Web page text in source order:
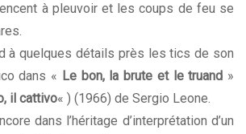
à pleuvoir et les coups de feu se
à quelques détails près les tics de son
dans « Le bon, la brute et le truand »
il cattivo« ) (1966) de Sergio Leone.
dans l’héritage d’interprétation d’un